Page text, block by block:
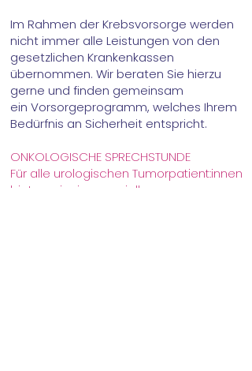
Im Rahmen der Krebsvorsorge werden
nicht immer alle Leistungen von den
gesetzlichen Krankenkassen
übernommen. Wir beraten Sie hierzu
gerne und finden gemeinsam
ein Vorsorgeprogramm, welches Ihrem
Bedürfnis an Sicherheit entspricht.
ONKOLOGISCHE SPRECHSTUNDE
Für alle urologischen Tumorpatient:innen
bieten wir eine spezielle